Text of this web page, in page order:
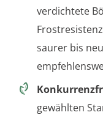
verdichtete
saurer bis
gewählten